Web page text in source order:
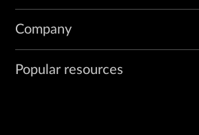
Company
Popular resources